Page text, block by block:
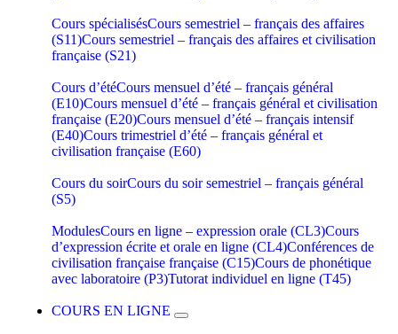
Cours spécialisésCours semestriel – français des affaires
(S11)Cours semestriel – français des affaires et civilisation
française (S21)
Cours d’étéCours mensuel d’été – français général
(E10)Cours mensuel d’été – français général et civilisation
française (E20)Cours mensuel d’été – français intensif
(E40)Cours trimestriel d’été – français général et
civilisation française (E60)
Cours du soirCours du soir semestriel – français général
(S5)
ModulesCours en ligne – expression orale (CL3)Cours
d’expression écrite et orale en ligne (CL4)Conférences de
civilisation française française (C15)Cours de phonétique
avec laboratoire (P3)Tutorat individuel en ligne (T45)
COURS EN LIGNE